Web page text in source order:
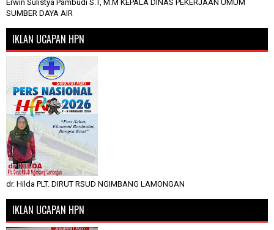
Erwin Sulistya Pambudi S.T, M.M KEPALA DINAS PEKERJAAN UMUM
SUMBER DAYA AIR
IKLAN UCAPAN HPN
dr. Hilda PLT. DIRUT RSUD NGIMBANG LAMONGAN
IKLAN UCAPAN HPN